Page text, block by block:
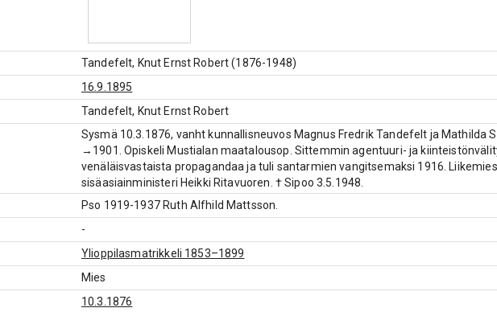
Tandefelt, Knut Ernst Robert (1876-1948)
16.9.1895
Tandefelt, Knut Ernst Robert
Sysmä 10.3.1876, vanht kunnallisneuvos Magnus Fredrik Tandefelt ja Mathilda
→1901. Opiskeli Mustialan maatalousop. Sittemmin agentuuri- ja
venäläisvastaista propagandaa ja tuli santarmien vangitsemaksi 1916.
sisäasiainministeri Heikki Ritavuoren. † Sipoo 3.5.1948.
Pso 1919-1937 Ruth Alfhild Mattsson.
-
Ylioppilasmatrikkeli 1853–1899
Mies
10.3.1876